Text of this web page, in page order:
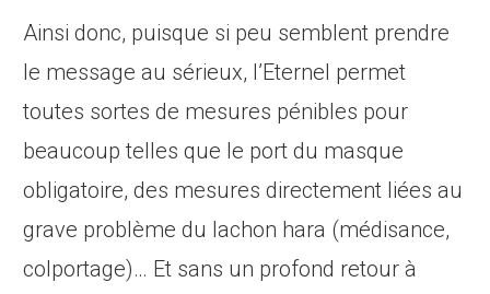
Ainsi donc, puisque si peu semblent prendre
le message au sérieux, l’Eternel permet
toutes sortes de mesures pénibles pour
beaucoup telles que le port du masque
obligatoire, des mesures directement liées au
grave problème du lachon hara (médisance,
colportage)… Et sans un profond retour à